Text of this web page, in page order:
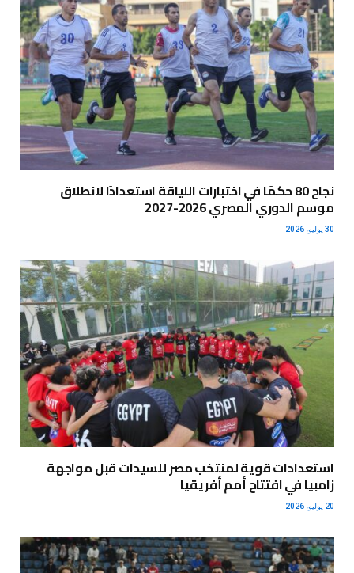
نجاح 80 حكمًا في اختبارات اللياقة استعدادًا لانطلاق
موسم الدوري المصري 2026-2027
30 يوليو، 2026
استعدادات قوية لمنتخب مصر للسيدات قبل مواجهة
زامبيا في افتتاح أمم أفريقيا
20 يوليو، 2026